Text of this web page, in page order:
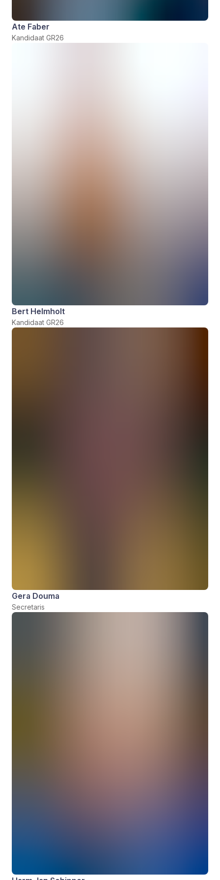
Ate Faber
Kandidaat GR26
Bert Helmholt
Kandidaat GR26
Gera Douma
Secretaris